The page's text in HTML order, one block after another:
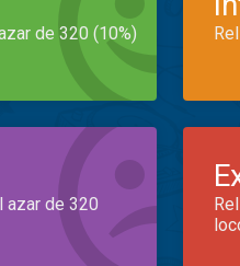
de 320 (10%)
azar de 320